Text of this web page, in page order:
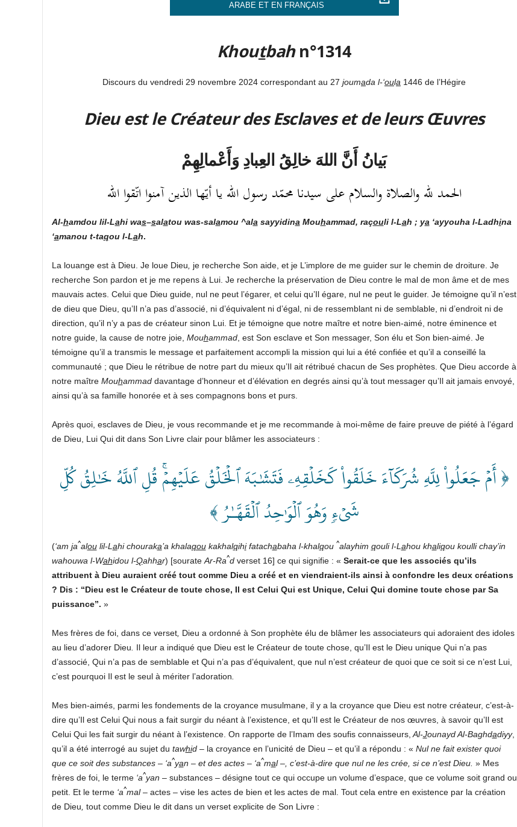
ARABE ET EN FRANÇAIS
Khoutbahn°1314
Discours du vendredi 29 novembre 2024 correspondant au 27 joumada l-‘oula 1446 de l’Hégire
Dieu est le Créateur des Esclaves et de leurs Œuvres
بَيانُ أَنَّ اللهَ خالِقُ العِبادِ وَأَعْمالِهِمْ
الحمد لله والصلاة والسلام على سيدنا محمّد رسول الله يا أيّها الذين آمنوا اتّقوا الله
Al-hamdou lil-Lahi was–salatou was-salamou ^ala sayyidina Mouhammad, raçouli l-Lah ; ya ‘ayyouha l-Ladhina
‘amanou t-taqou l-Lah.
La louange est à Dieu. Je loue Dieu
je recherche Son aide, et je L’implore de me guider sur le chemin de droiture. Je
recherche Son pardon et je me repens à Lui. Je recherche la préservation de Dieu contre le mal de mon âme et de mes
mauvais actes. Celui que Dieu guide, nul ne peut l’égarer, et celui qu’Il égare, nul ne peut le guider. Je témoigne qu’il n’est
de dieu que Dieu, qu’Il n’a pas d’associé, ni d’équivalent ni d’égal, ni de ressemblant ni de semblable, ni d’endroit ni de
direction, qu’il n’y a pas de créateur sinon Lui. Et je témoigne que notre maître et notre bien-aimé, notre éminence et
notre guide, la cause de notre joie, Mouhammad, est Son esclave et Son messager, Son élu et Son bien-aimé. Je
témoigne qu’il a transmis le message et parfaitement accompli la mission qui lui a été confiée et qu’il a conseillé la
communauté ; que Dieu le rétribue de notre part du mieux qu’Il ait rétribué chacun de Ses prophètes. Que Dieu accorde à
notre maître Mouhammad davantage d’honneur et d’élévation en degrés ainsi qu’à tout messager qu’Il ait jamais envoyé,
ainsi qu’à sa famille honorée et à ses compagnons bons et purs.
Après quoi, esclaves de Dieu, je vous recommande et je me recommande à moi-même de faire preuve de piété à l’égard
de Dieu, Lui Qui dit dans Son Livre clair pour blâmer les associateurs :
﴿ أَمۡ جَعَلُواْ لِلَّهِ شُرَكَآءَ خَلَقُواْ كَخَلۡقِهِۦ فَتَشَٰبَهَ ٱلۡخَلۡقُ عَلَيۡهِمۡۚ قُلِ ٱللَّهُ خَٰلِقُ كُلِّ
شَيۡءٖ وَهُوَ ٱلۡوَٰحِدُ ٱلۡقَهَّـٰرُ ﴾
(‘am ja^aloulil-L ahi chouraka’a khalaqoukakhalqihifatachabaha l-khalqou ^alayhim qouli l-L ahou khaliqou koulli chay’in
wahouwa l-Wahidou l-Qahhar) [sourate Ar-Ra^dverset 16] ce qui signifie : « Serait-ce que les associés qu’ils
attribuent à Dieu auraient créé tout comme Dieu a créé et en viendraient-ils ainsi à confondre les deux créations
? Dis : “Dieu est le Créateur de toute chose, Il est Celui Qui est Unique, Celui Qui domine toute chose par Sa
puissance”. »
Mes frères de foi, dans ce verset, Dieu a ordonné à Son prophète élu de blâmer les associateurs qui adoraient des idoles
au lieu d’adorer Dieu
Il leur a indiqué que Dieu est le Créateur de toute chose, qu’Il est le Dieu unique Qui n’a pas
d’associé, Qui n’a pas de semblable et Qui n’a pas d’équivalent, que nul n’est créateur de quoi que ce soit si ce n’est Lui,
c’est pourquoi Il est le seul à mériter l’adoration
Mes bien-aimés, parmi les fondements de la croyance musulmane, il y a la croyance que Dieu est notre créateur, c’est-à-
dire qu’Il est Celui Qui nous a fait surgir du néant à l’existence, et qu’Il est le Créateur de nos œuvres, à savoir qu’Il est
Celui Qui les fait surgir du néant à l’existence. On rapporte de l’Imam des soufis connaisseurs, Al-Jounayd Al-Baghdadiyy,
qu’il a été interrogé au sujet du tawhid– la croyance en l’unicité de Dieu – et qu’il a répondu : « Nul ne fait exister quoi
que ce soit des substances – ‘a^yan –et des actes – ‘a^mal–, c’est-à-dire que nul ne les crée, si ce n’est Dieu. » Mes
frères de foi, le terme ‘a^yan – substances – désigne tout ce qui occupe un volume d’espace, que ce volume soit grand ou
petit. Et le terme ‘a^mal– actes – vise les actes de bien et les actes de mal. Tout cela entre en existence par la création
de Dieu tout comme Dieu le dit dans un verset explicite de Son Livre :